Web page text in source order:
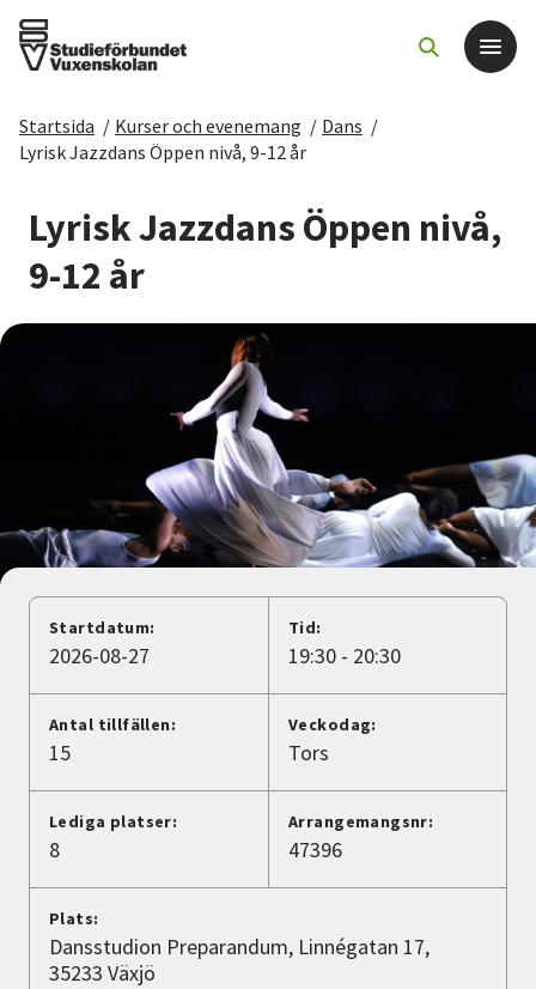
Det här gör vi
För dig som
Sök kurser och evenemang
Starta studiecirkel
Nyheter
Avdelningar
Lyssna
Startsida / Kurser och evenemang / Dans /
Lyrisk Jazzdans Öppen nivå, 9-12 år
Lyrisk Jazzdans Öppen nivå,
9-12 år
Startdatum:
2026-08-27
Tid:
19:30 - 20:30
Antal tillfällen:
15
Veckodag:
Tors
Lediga platser:
8
Arrangemangsnr:
47396
Plats:
Dansstudion Preparandum, Linnégatan 17,
35233 Växjö